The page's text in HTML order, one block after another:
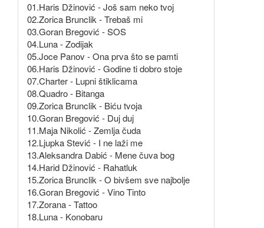
01.Haris Džinović - Još sam neko tvoj
02.Zorica Brunclik - Trebaš mi
03.Goran Bregović - SOS
04.Luna - Zodijak
05.Joce Panov - Ona prva što se pamti
06.Haris Džinović - Godine ti dobro stoje
07.Charter - Lupni štiklicama
08.Quadro - Bitanga
09.Zorica Brunclik - Biću tvoja
10.Goran Bregović - Duj duj
11.Maja Nikolić - Zemlja čuda
12.Ljupka Stević - I ne laži me
13.Aleksandra Dabić - Mene čuva bog
14.Harid Džinović - Rahatluk
15.Zorica Brunclik - O bivšem sve najbolje
16.Goran Bregović - Vino Tinto
17.Zorana - Tattoo
18.Luna - Konobaru